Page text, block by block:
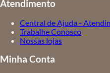
Atendimento
Central de Ajuda -
Trabalhe Conosco
Nossas lojas
Minha Conta